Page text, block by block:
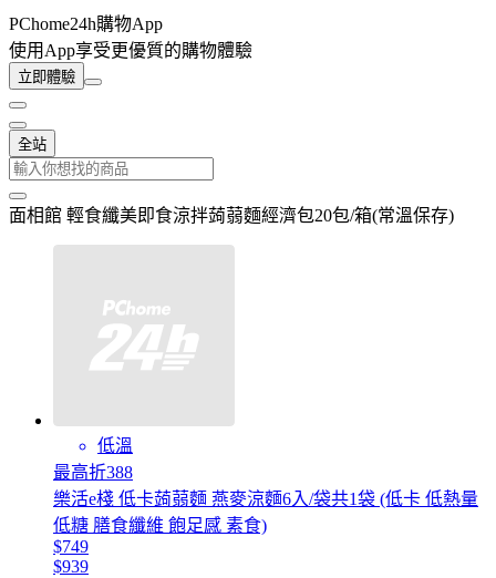
PChome24h購物App
使用App享受更優質的購物體驗
立即體驗
全站
面相館 輕食纖美即食涼拌蒟蒻麵經濟包20包/箱(常溫保存)
低溫
最高折388
樂活e棧 低卡蒟蒻麵 燕麥涼麵6入/袋共1袋 (低卡 低熱量
低糖 膳食纖維 飽足感 素食)
$749
$939